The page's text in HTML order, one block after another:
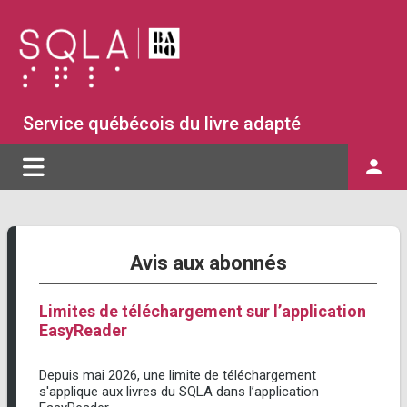
Service québécois du livre adapté
Menu principal person
Avis aux abonnés
Limites de téléchargement sur l’application
EasyReader
Depuis mai 2026, une limite de téléchargement
s'applique aux livres du SQLA dans l’application